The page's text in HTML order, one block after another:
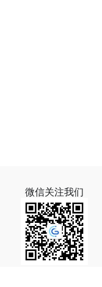
微信关注我们